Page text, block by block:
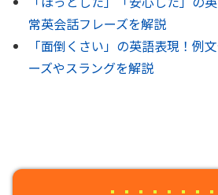
常英会話フレーズを解説
「面倒くさい」の英語表現！例
ーズやスラングを解説